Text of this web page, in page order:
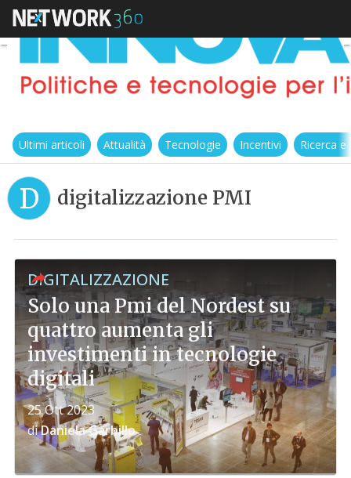
Ultimi articoli Attualità Tecnologie Incentivi Ricerca
D digitalizzazione PMI
DIGITALIZZAZIONE
Solo una Pmi del Nordest su
quattro aumenta gli
investimenti in tecnologie
digitali
25 Ott 2023
diDaniela Garbillo